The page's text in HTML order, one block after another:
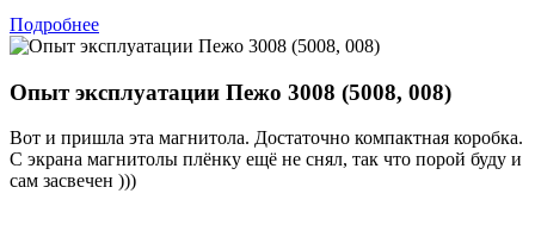
Подробнее
Опыт эксплуатации Пежо 3008 (5008, 008)
Вот и пришла эта магнитола. Достаточно компактная коробка.
С экрана магнитолы плёнку ещё не снял, так что порой буду и
сам засвечен )))